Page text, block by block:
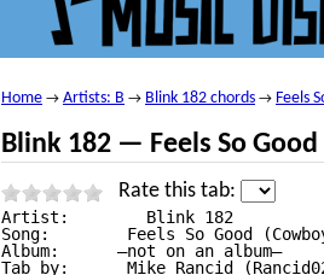
Home → Artists: B → Blink 182 chords → Feels
Blink 182 — Feels So Good
Rate this tab:
Artist:        Blink 182
Song:        Feels So Good
Album:      —not on an album—
Tab by:      Mike Rancid